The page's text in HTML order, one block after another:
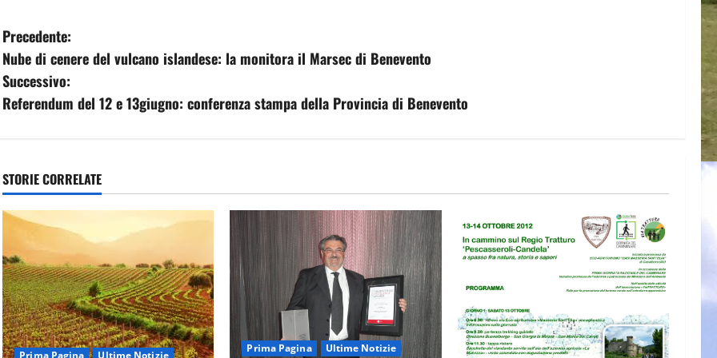
N
a
v
g
a
i
o
n
Precedente:
Nube di cenere del vulcano islandese: la monitora il Marsec di Benevento
Successivo:
Referendum del 12 e 13giugno: conferenza stampa della Provincia di Benevento
STORIE CORRELATE
Prima Pagina Ultime Notizie